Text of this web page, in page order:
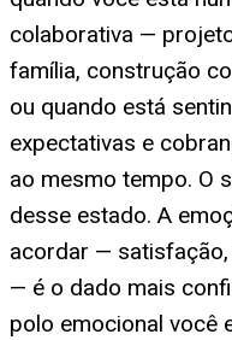
colaborativa —
família, construção
ou quando está
expectativas e
ao mesmo tempo. O
desse estado. A
acordar —
— é o dado mais
polo emocional você